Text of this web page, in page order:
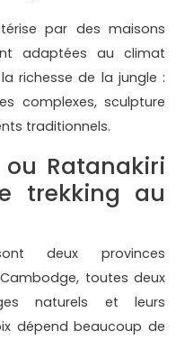
par des maisons
adaptées au climat
richesse de la jungle :
complexes, sculpture
traditionnels.
Ratanakiri
trekking au
deux provinces
toutes deux
naturels et leurs
dépend beaucoup de